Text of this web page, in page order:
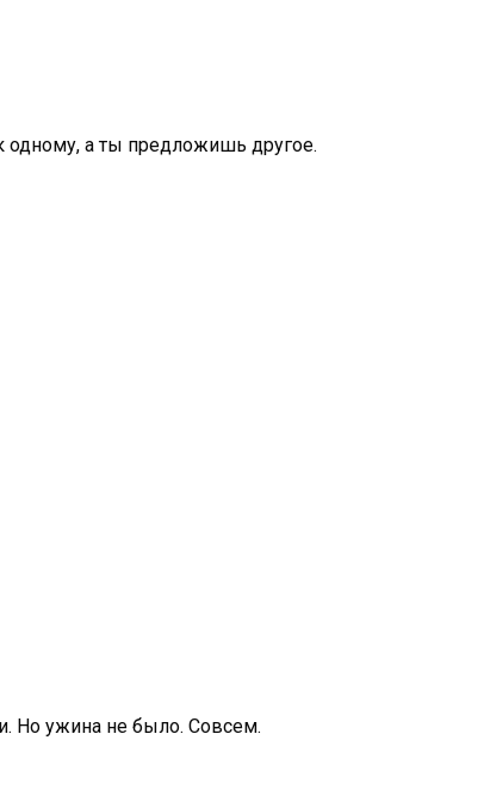
одному, а ты предложишь другое.
Но ужина не было. Совсем.